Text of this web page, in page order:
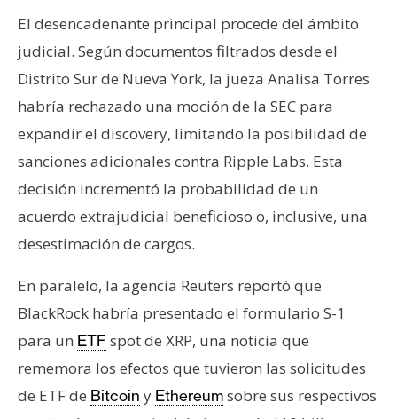
El desencadenante principal procede del ámbito
judicial. Según documentos filtrados desde el
Distrito Sur de Nueva York, la jueza Analisa Torres
habría rechazado una moción de la SEC para
expandir el discovery, limitando la posibilidad de
sanciones adicionales contra Ripple Labs. Esta
decisión incrementó la probabilidad de un
acuerdo extrajudicial beneficioso o, inclusive, una
desestimación de cargos.
En paralelo, la agencia Reuters reportó que
BlackRock habría presentado el formulario S-1
para un ETF spot de XRP, una noticia que
rememora los efectos que tuvieron las solicitudes
de ETF de Bitcoin y Ethereumsobre sus respectivos